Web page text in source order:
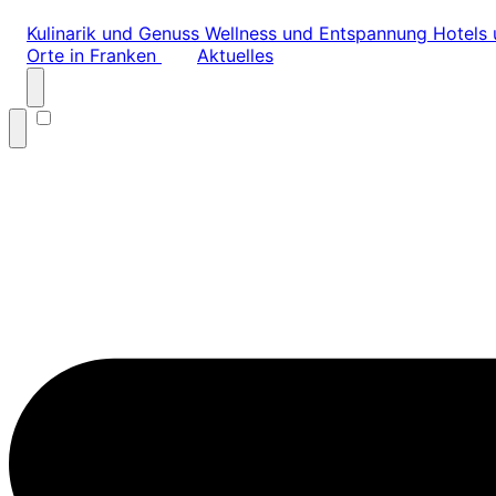
Kulinarik und Genuss Wellness und Entspannung Hotels
Orte in Franken
Aktuelles